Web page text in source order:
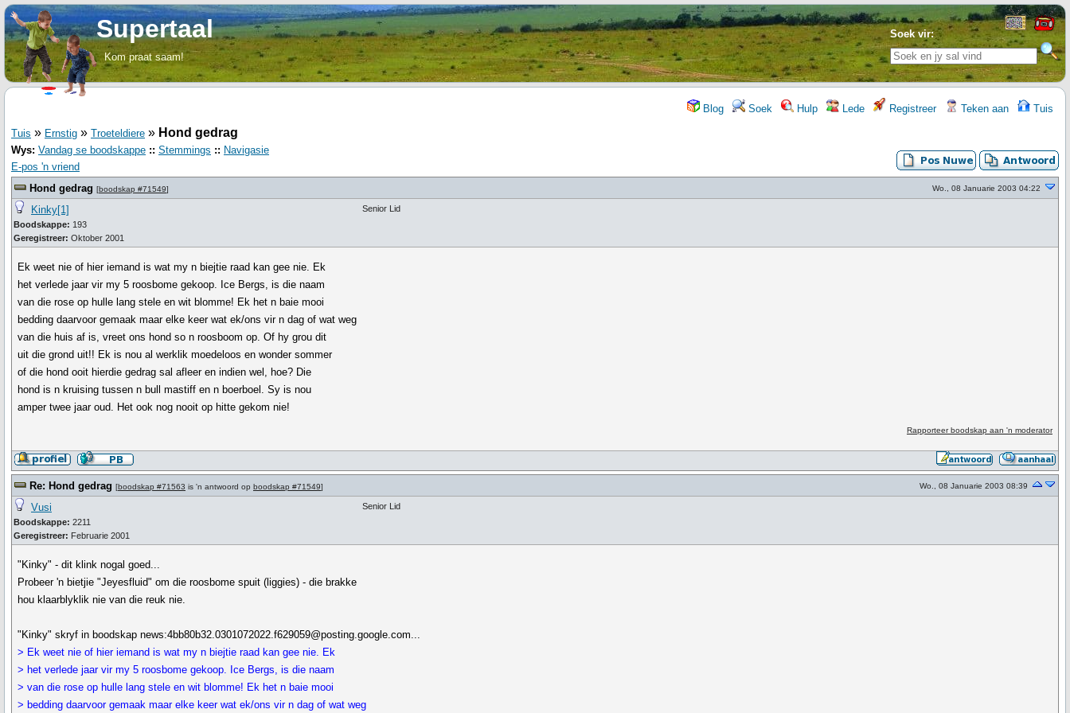
Soek vir:
Supertaal
Kom praat saam!
Blog Soek Hulp Lede Registreer Teken aan Tuis
Tuis » Ernstig » Troeteldiere » Hond gedrag
Wys: Vandag se boodskappe :: Stemmings :: Navigasie
E-pos 'n vriend
Hond gedrag [boodskap #71549] Wo., 08 Januarie 2003 04:22
Kinky[1]
Boodskappe: 193
Geregistreer: Oktober 2001
Senior Lid
Ek weet nie of hier iemand is wat my n biejtie raad kan gee nie. Ek
het verlede jaar vir my 5 roosbome gekoop. Ice Bergs, is die naam
van die rose op hulle lang stele en wit blomme! Ek het n baie mooi
bedding daarvoor gemaak maar elke keer wat ek/ons vir n dag of wat weg
van die huis af is, vreet ons hond so n roosboom op. Of hy grou dit
uit die grond uit!! Ek is nou al werklik moedeloos en wonder sommer
of die hond ooit hierdie gedrag sal afleer en indien wel, hoe? Die
hond is n kruising tussen n bull mastiff en n boerboel. Sy is nou
amper twee jaar oud. Het ook nog nooit op hitte gekom nie!
Rapporteer boodskap aan 'n moderator
Re: Hond gedrag [boodskap #71563 is 'n antwoord op boodskap #71549] Wo., 08 Januarie 2003 08:39
Vusi
Boodskappe: 2211
Geregistreer: Februarie 2001
Senior Lid
"Kinky" - dit klink nogal goed...
Probeer 'n bietjie "Jeyesfluid" om die roosbome spuit (liggies) - die brakke
hou klaarblyklik nie van die reuk nie.
"Kinky" skryf in boodskap news:4bb80b32.0301072022.f629059@posting.google.com...
> Ek weet nie of hier iemand is wat my n biejtie raad kan gee nie. Ek
> het verlede jaar vir my 5 roosbome gekoop. Ice Bergs, is die naam
> van die rose op hulle lang stele en wit blomme! Ek het n baie mooi
> bedding daarvoor gemaak maar elke keer wat ek/ons vir n dag of wat weg